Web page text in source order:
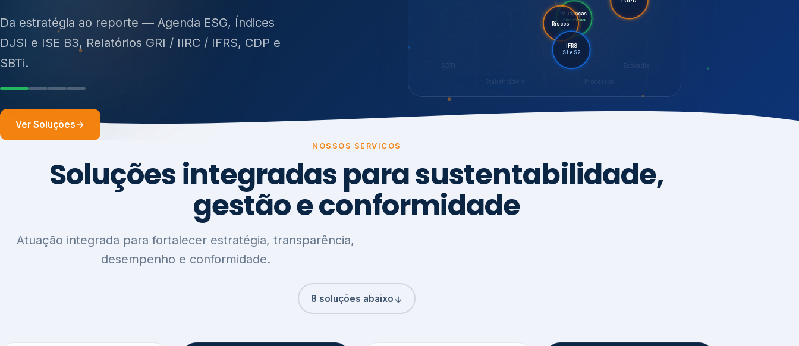
14001, ISO 45001, ONA e PNQ — Gestão de resíduos
sólidos (PGRS/PMGRS).
Ver Soluções
EcoVadis
Mudanças
Climáticas
Riscos
LGPD
IFRS
S1 e S2
NOSSOS SERVIÇOS
Soluções integradas para sustentabilidade,
gestão e conformidade
Atuação integrada para fortalecer estratégia, transparência,
desempenho e conformidade.
8 soluções abaixo